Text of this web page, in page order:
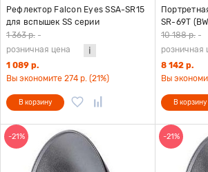
Рефлектор Falcon Eyes SSA-SR15
для вспышек SS серии
1 363 р. -
розничная цена
1 089 р.
Вы экономите 274 р. (21%)
В корзину
SR-69T
10 188 р. -
розничная
8 142 р.
Вы
В корзину
-21% -21%